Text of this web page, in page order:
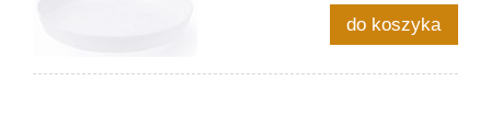
do koszyka